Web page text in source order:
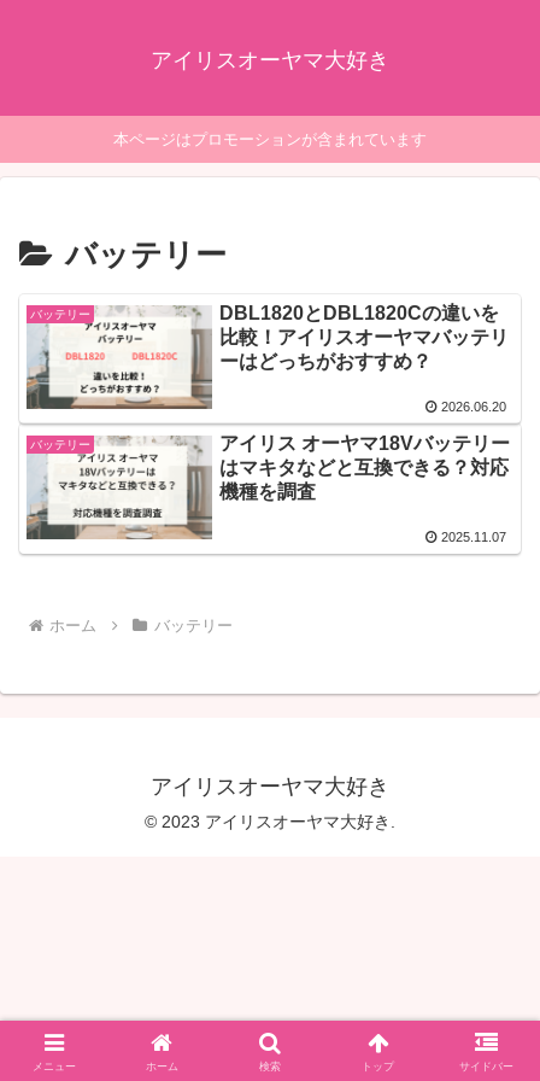
アイリスオーヤマ大好き
本ページはプロモーションが含まれています
バッテリー
バッテリー
DBL1820とDBL1820Cの違いを
比較！アイリスオーヤマバッテリ
ーはどっちがおすすめ？
2026.06.20
バッテリー
アイリス オーヤマ18Vバッテリー
はマキタなどと互換できる？対応
機種を調査
2025.11.07
ホーム バッテリー
アイリスオーヤマ大好き
© 2023 アイリスオーヤマ大好き.
メニュー ホーム 検索 トップ サイドバー